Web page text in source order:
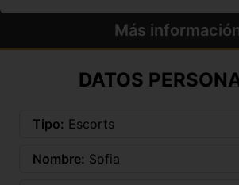
Más
DATOS
Tipo: Escorts
Nombre: Sofia